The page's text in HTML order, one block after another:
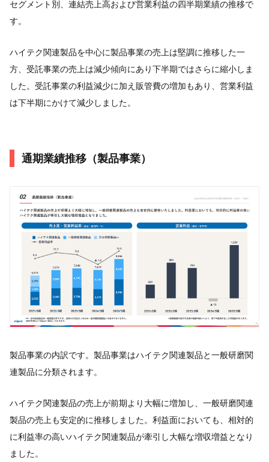
セグメント別、連結売上高および営業利益の四半期業績の推移で
す。
ハイテク関連製品を中心に製品事業の売上は堅調に推移した一
方、受託事業の売上は減少傾向にあり下半期ではさらに縮小しま
した。受託事業の利益減少に加え販管費の増加もあり、営業利益
は下半期にかけて減少しました。
通期業績推移（製品事業）
製品事業の内訳です。製品事業はハイテク関連製品と一般研磨関
連製品に分類されます。
ハイテク関連製品の売上が前期より大幅に増加し、一般研磨関連
製品の売上も安定的に推移しました。利益面においても、相対的
に利益率の高いハイテク関連製品が牽引し大幅な増収増益となり
ました。